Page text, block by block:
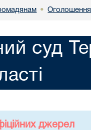
•
суд
джерел